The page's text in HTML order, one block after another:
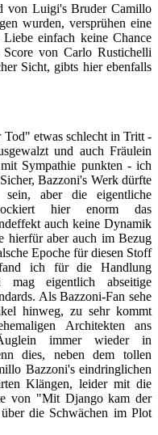
von Luigi's Bruder Camillo
wurden, versprühen eine
einfach keine Chance
von Carlo Rustichelli
Sicht, gibts hier ebenfalls
etwas schlecht in Tritt -
und auch Fräulein
Sympathie punkten - ich
Bazzoni's Werk dürfte
sein, aber die eigentliche
hier enorm das
auch keine Dynamik
hierfür aber auch im Bezug
Epoche für diesen Stoff
ich für die Handlung
eigentlich abseitige
Als Bazzoni-Fan sehe
hinweg, zu sehr kommt
Architekten ans
immer wieder in
dies, neben dem tollen
Bazzoni's eindringlichen
Klängen, leider mit die
von "Mit Django kam der
die Schwächen im Plot